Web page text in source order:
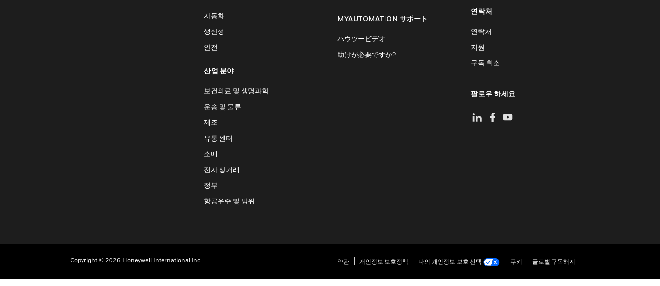
자동화
생산성
안전
산업 분야
보건의료 및 생명과학
운송 및 물류
제조
유통 센터
소매
전자 상거래
정부
항공우주 및 방위
MYAUTOMATION サポート
ハウツービデオ
助けが必要ですか?
연락처
연락처
지원
구독 취소
팔로우 하세요
Copyright © 2026 Honeywell International Inc 약관 개인정보 보호정책 나의 개인정보 보호 선택 쿠키 글로벌 구독해지